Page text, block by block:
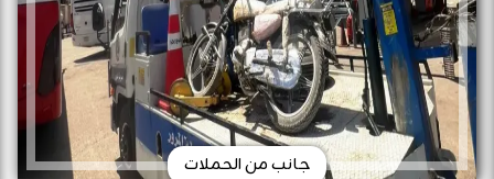
جانب من الحملات